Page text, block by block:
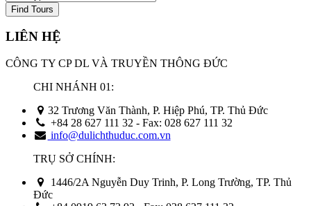
Find Tours
LIÊN HỆ
CÔNG TY CP DL VÀ TRUYỀN THÔNG ĐỨC
CHI NHÁNH 01:
32 Trương Văn Thành, P. Hiệp Phú, TP. Thủ Đức
+84 28 627 111 32 - Fax: 028 627 111 32
info@dulichthuduc.com.vn
TRỤ SỞ CHÍNH:
1446/2A Nguyễn Duy Trinh, P. Long Trường, TP. Thủ
Đức